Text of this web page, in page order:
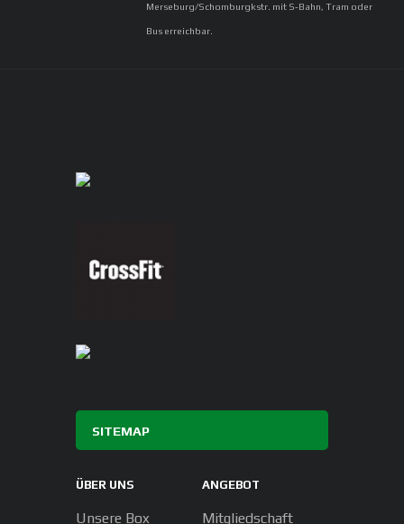
Merseburg/Schomburgkstr. mit S-Bahn, Tram oder
Bus erreichbar.
SITEMAP
ÜBER UNS
Unsere Box
ANGEBOT
Mitgliedschaft